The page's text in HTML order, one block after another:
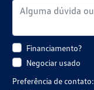
Financiamento?
Negociar usado
Preferência de contato: